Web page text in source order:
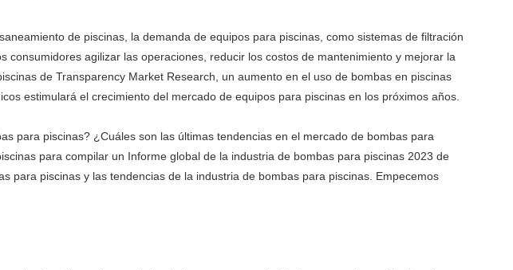
de piscinas, la demanda de equipos para piscinas, como sistemas de filtración
agilizar las operaciones, reducir los costos de mantenimiento y mejorar la
de Transparency Market Research, un aumento en el uso de bombas en piscinas
estimulará el crecimiento del mercado de equipos para piscinas en los próximos años.
para piscinas? ¿Cuáles son las últimas tendencias en el mercado de bombas para
para compilar un Informe global de la industria de bombas para piscinas 2023 de
para piscinas y las tendencias de la industria de bombas para piscinas. Empecemos